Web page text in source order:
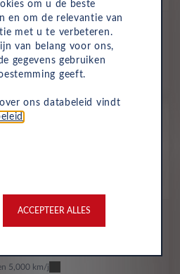
5,000 km/j
5,000 km/j
om u de beste
en om de relevantie van
met u te verbeteren.
van belang voor ons,
gegevens gebruiken
geeft.
ons databeleid vindt
ACCEPTEER ALLES